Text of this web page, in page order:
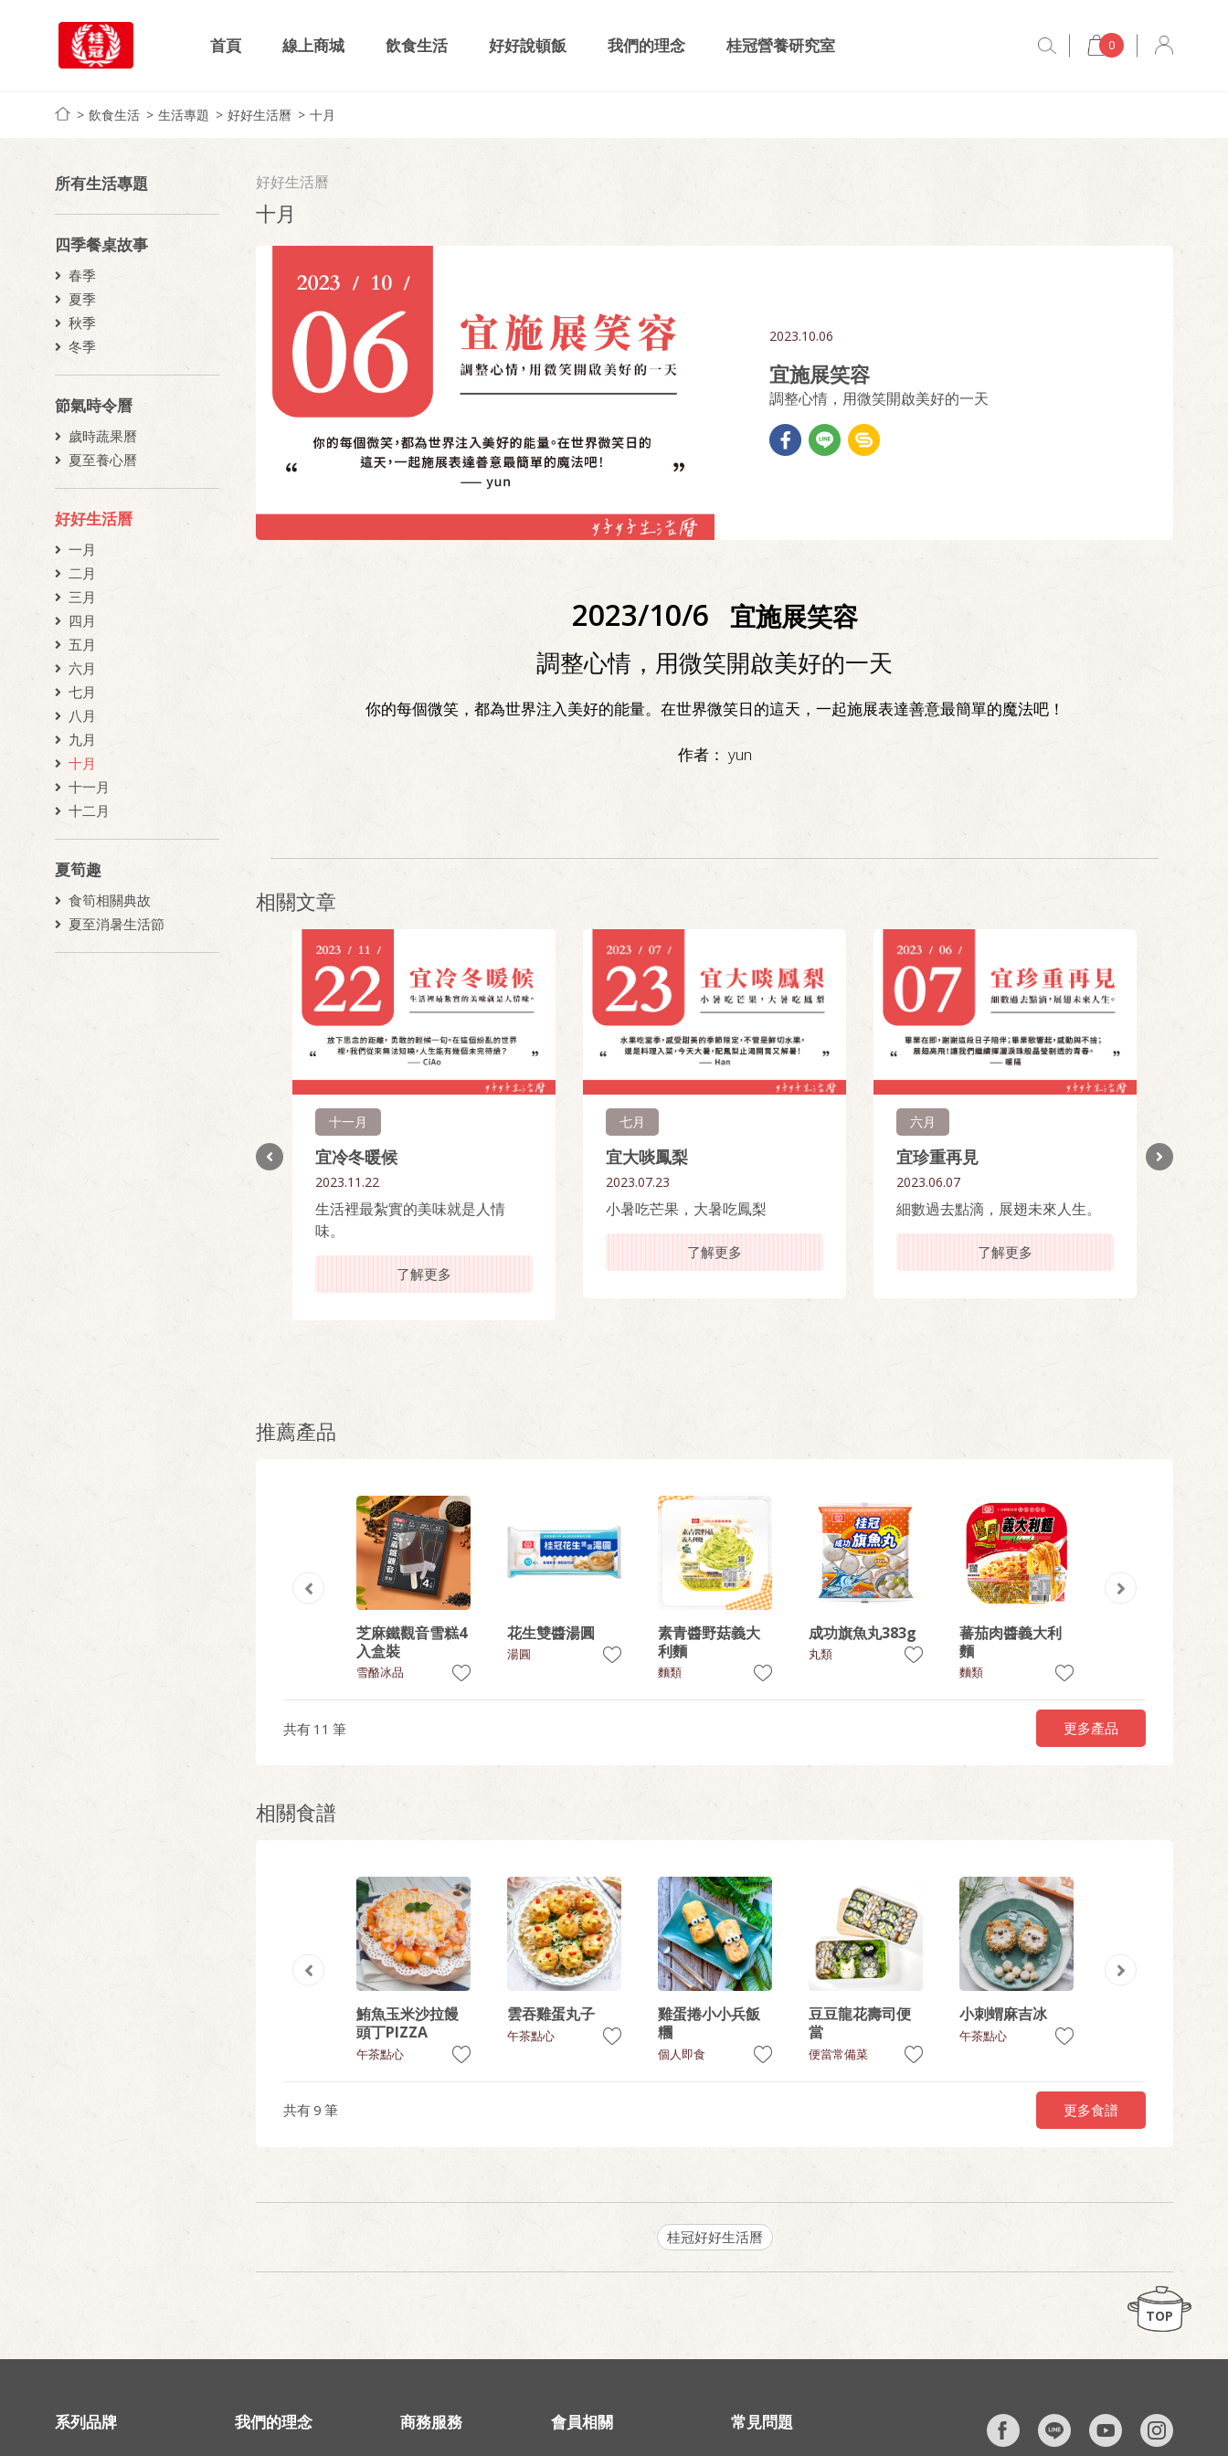
首頁 線上商城 飲食生活 好好說頓飯 我們的理念 桂冠營養研究室 0
飲食生活 生活專題 好好生活曆 十月
所有生活專題
四季餐桌故事
春季
夏季
秋季
冬季
節氣時令曆
歲時蔬果曆
夏至養心曆
好好生活曆
一月
二月
三月
四月
五月
六月
七月
八月
九月
十月
十一月
十二月
夏筍趣
食筍相關典故
夏至消暑生活節
好好生活曆
十月
2023.10.06
宜施展笑容
調整心情，用微笑開啟美好的一天
2023/10/6 宜施展笑容
調整心情，用微笑開啟美好的一天
你的每個微笑，都為世界注入美好的能量。在世界微笑日的這天，一起施展表達善意最簡單的魔法吧！
作者： yun
相關文章
十一月
宜冷冬暖候
2023.11.22
生活裡最紮實的美味就是人情
味。
了解更多
七月
宜大啖鳳梨
2023.07.23
小暑吃芒果，大暑吃鳳梨
了解更多
六月
宜珍重再見
2023.06.07
細數過去點滴，展翅未來人生。
了解更多
推薦產品
芝麻鐵觀音雪糕4
入盒裝
雪酪冰品
花生雙醬湯圓
湯圓
素青醬野菇義大
利麵
麵類
成功旗魚丸383g
丸類
蕃茄肉醬義大利
麵
麵類
共有 11 筆 更多產品
相關食譜
鮪魚玉米沙拉饅
頭丁PIZZA
午茶點心
雲吞雞蛋丸子
午茶點心
雞蛋捲小小兵飯
糰
個人即食
豆豆龍花壽司便
當
便當常備菜
小刺蝟麻吉冰
午茶點心
共有9 筆 更多食譜
桂冠好好生活曆
TOP
系列品牌 我們的理念 商務服務 會員相關 常見問題